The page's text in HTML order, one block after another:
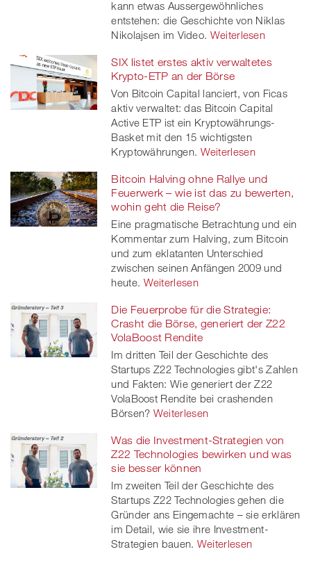
kann etwas Aussergewöhnliches
entstehen: die Geschichte von Niklas
Nikolajsen im Video. Weiterlesen
SIX listet erstes aktiv verwaltetes
Krypto-ETP an der Börse
Von Bitcoin Capital lanciert, von Ficas
aktiv verwaltet: das Bitcoin Capital
Active ETP ist ein Kryptowährungs-
Basket mit den 15 wichtigsten
Kryptowährungen. Weiterlesen
Bitcoin Halving ohne Rallye und
Feuerwerk – wie ist das zu bewerten,
wohin geht die Reise?
Eine pragmatische Betrachtung und ein
Kommentar zum Halving, zum Bitcoin
und zum eklatanten Unterschied
zwischen seinen Anfängen 2009 und
heute. Weiterlesen
Die Feuerprobe für die Strategie:
Crasht die Börse, generiert der Z22
VolaBoost Rendite
Im dritten Teil der Geschichte des
Startups Z22 Technologies gibt's Zahlen
und Fakten: Wie generiert der Z22
VolaBoost Rendite bei crashenden
Börsen? Weiterlesen
Was die Investment-Strategien von
Z22 Technologies bewirken und was
sie besser können
Im zweiten Teil der Geschichte des
Startups Z22 Technologies gehen die
Gründer ans Eingemachte – sie erklären
im Detail, wie sie ihre Investment-
Strategien bauen. Weiterlesen